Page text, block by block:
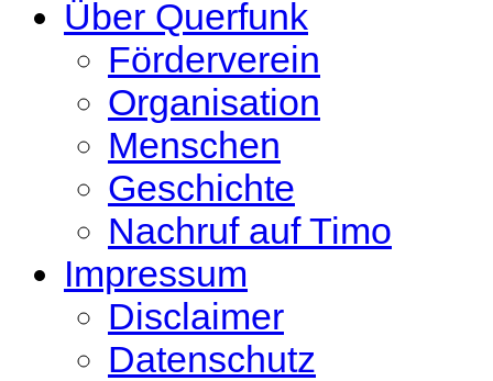
Über Querfunk
Förderverein
Organisation
Menschen
Geschichte
Nachruf auf Timo
Impressum
Disclaimer
Datenschutz